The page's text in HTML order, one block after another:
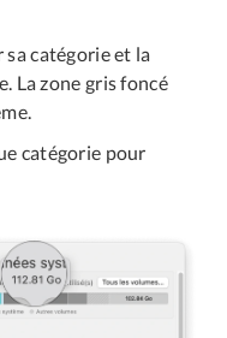
catégorie et la
La zone gris foncé
catégorie pour